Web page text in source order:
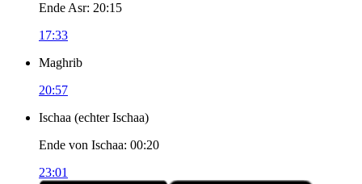
Ende Asr: 20:15
17:33
Maghrib
20:57
Ischaa (echter Ischaa)
Ende von Ischaa: 00:20
23:01